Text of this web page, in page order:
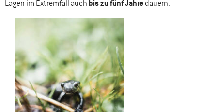
Lagen im Extremfall auch bis zu fünf Jahre dauern.